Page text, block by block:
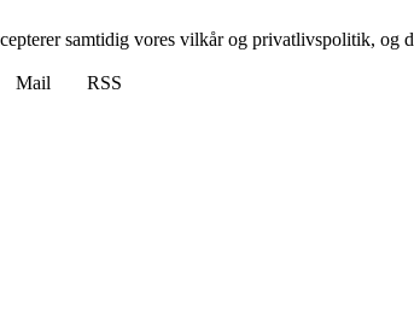
samtidig vores vilkår og privatlivspolitik, og
Mail
RSS